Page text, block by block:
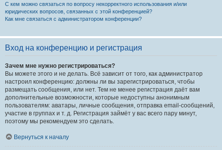
С кем можно связаться по вопросу некорректного использования и/или
юридических вопросов, связанных с этой конференцией?
Как мне связаться с администратором конференции?
Вход на конференцию и регистрация
Зачем мне нужно регистрироваться?
Вы можете этого и не делать. Всё зависит от того, как администратор
настроил конференцию: должны ли вы зарегистрироваться, чтобы
размещать сообщения, или нет. Тем не менее регистрация даёт вам
дополнительные возможности, которые недоступны анонимным
пользователям: аватары, личные сообщения, отправка email-сообщений,
участие в группах и т. д. Регистрация займёт у вас всего пару минут,
поэтому мы рекомендуем это сделать.
Вернуться к началу